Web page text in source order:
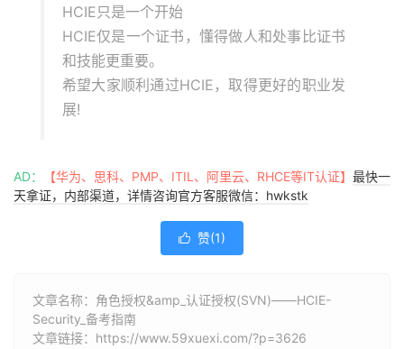
HCIE只是一个开始
HCIE仅是一个证书，懂得做人和处事比证书
和技能更重要。
希望大家顺利通过HCIE，取得更好的职业发
展!
AD： 【华为、思科、PMP、ITIL、阿里云、RHCE等IT认证】 最快一
天拿证，内部渠道，详情咨询官方客服微信：hwkstk
 赞(1)
文章名称：角色授权&amp_认证授权(SVN)——HCIE-
Security_备考指南
文章链接： https://www.59xuexi.com/?p=3626